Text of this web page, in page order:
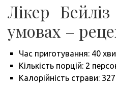
Лікер
умовах –
Час приготування: 40
Кількість порцій: 2
Калорійність страви: